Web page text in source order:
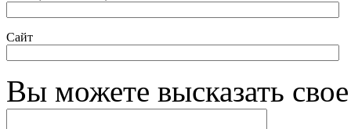
Сайт
Вы можете высказать